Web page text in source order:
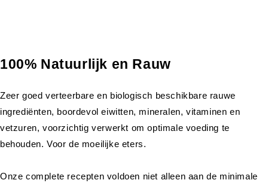
100% Natuurlijk en Rauw
Zeer goed verteerbare en biologisch beschikbare rauwe
ingrediënten, boordevol eiwitten, mineralen, vitaminen en
vetzuren, voorzichtig verwerkt om optimale voeding te
behouden. Voor de moeilijke eters.
Onze complete recepten voldoen niet alleen aan de minimale